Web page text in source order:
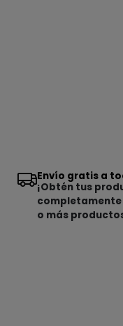
Envío gratis a
¡Obtén tus
completamente
o más